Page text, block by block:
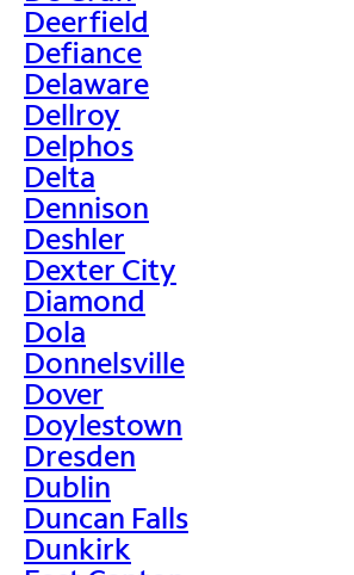
Deerfield
Defiance
Delaware
Dellroy
Delphos
Delta
Dennison
Deshler
Dexter City
Diamond
Dola
Donnelsville
Dover
Doylestown
Dresden
Dublin
Duncan Falls
Dunkirk